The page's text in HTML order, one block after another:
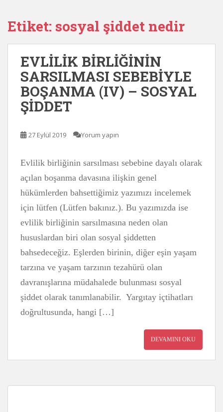
Etiket: sosyal şiddet nedir
EVLİLİK BİRLİĞİNİN
SARSILMASI SEBEBİYLE
BOŞANMA (IV) – SOSYAL
ŞİDDET
27 Eylül 2019 Yorum yapın
Evlilik birliğinin sarsılması sebebine dayalı olarak
açılan boşanma davasına ilişkin genel
hükümlerden bahsettiğimiz yazımızı incelemek
için lütfen (Lütfen bakınız.). Bu yazımızda ise
evlilik birliğinin sarsılmasına neden olan
hususlardan biri olan sosyal şiddetten
bahsedeceğiz. Eşlerden birinin, diğer eşin yaşam
tarzına ve yaşam tarzının tezahürü olan
davranışlarına müdahalede bulunması sosyal
şiddet olarak tanımlanabilir. Yargıtay içtihatları
doğrultusunda, hangi […]
DEVAMINI OKU